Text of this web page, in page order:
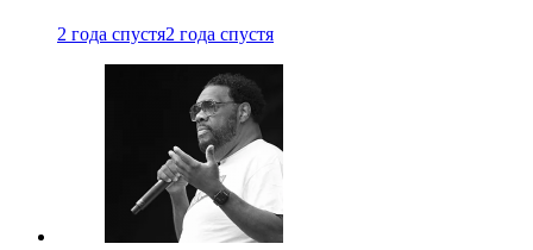
2 года спустя2 года спустя